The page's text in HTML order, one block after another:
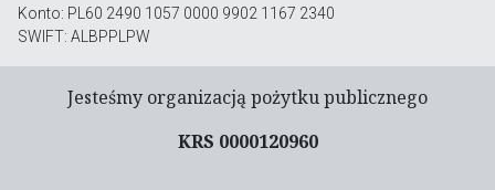
Konto: PL60 2490 1057 0000 9902 1167 2340
SWIFT: ALBPPLPW
Jesteśmy organizacją pożytku publicznego
KRS 0000120960